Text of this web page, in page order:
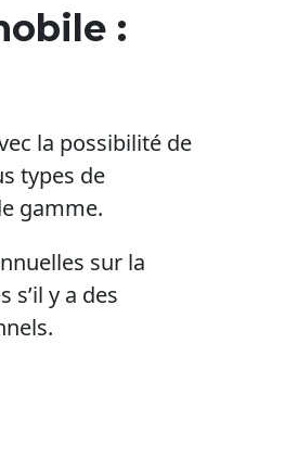
:
la possibilité de
types de
gamme.
sur la
y a des